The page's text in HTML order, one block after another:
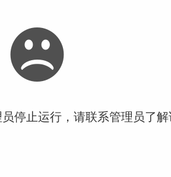
停止运行，请联系管理员了